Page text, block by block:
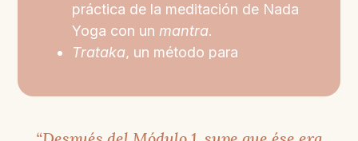
práctica de la meditación de Nada
Yoga con un mantra.
Trataka, un método para
Una técnica adicional delYoga